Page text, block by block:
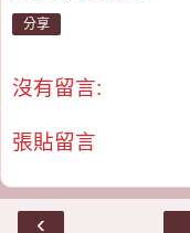
分享
沒有留言:
張貼留言
‹